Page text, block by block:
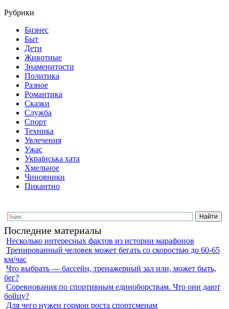
Рубрики
Бизнес
Быт
Дети
Животные
Знаменитости
Политика
Разное
Романтика
Сказки
Служба
Спорт
Техника
Увлечения
Ужас
Українська хата
Хмельное
Чиновники
Пикантно
Последние материалы
Несколько интересных фактов из истории марафонов
Тренированный человек может бегать со скоростью до 60-65
км/час
Что выбрать — бассейн, тренажерный зал или, может быть,
бег?
Соревнования по спортивным единоборствам. Что они дают
бойцу?
Для чего нужен гормон роста спортсменам